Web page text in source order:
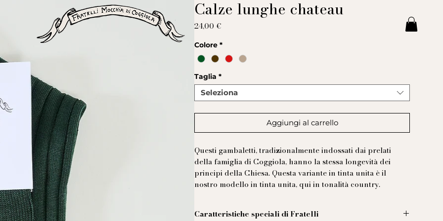
Calze lunghe chateau
24,00 €
Colore *
Taglia *
Seleziona
Aggiungi al carrello
Questi gambaletti, tradizionalmente indossati dai prelati
della famiglia di Coggiola, hanno la stessa longevità dei
principi della Chiesa. Questa variante in tinta unita è il
nostro modello in tinta unita, qui in tonalità country.
Caratteristiche speciali di Fratelli